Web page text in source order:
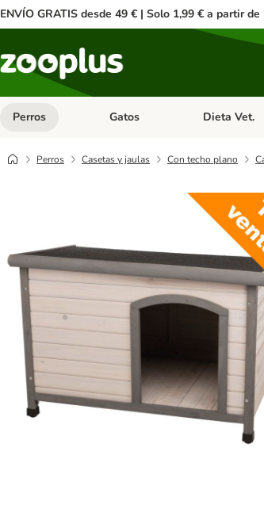
ENVÍO GRATIS desde 49 € | Solo 1,99 € a partir de
Perros Menú de categoria abierto: Perros
Gatos Menú de
Dieta Vet.
Perros Casetas y jaulas Con techo plano